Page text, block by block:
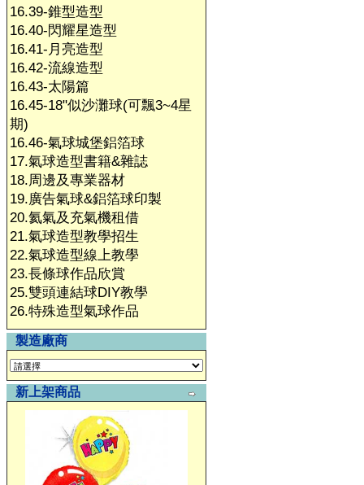
16.39-錐型造型
16.40-閃耀星造型
16.41-月亮造型
16.42-流線造型
16.43-太陽篇
16.45-18"似沙灘球(可飄3~4星
期)
16.46-氣球城堡鋁箔球
17.氣球造型書籍&雜誌
18.周邊及專業器材
19.廣告氣球&鋁箔球印製
20.氦氣及充氣機租借
21.氣球造型教學招生
22.氣球造型線上教學
23.長條球作品欣賞
25.雙頭連結球DIY教學
26.特殊造型氣球作品
製造廠商
新上架商品